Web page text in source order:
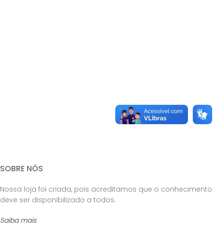
SOBRE NÓS
Nossa loja foi criada, pois acreditamos que o conhecimento
deve ser disponibilizado a todos.
Saiba mais